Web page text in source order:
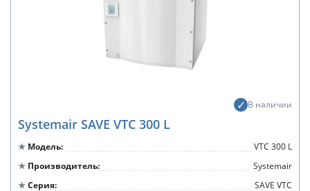
В наличии
Systemair SAVE VTC 300 L
Модель
VTC 300 L
Производитель
Systemair
Серия
SAVE VTC